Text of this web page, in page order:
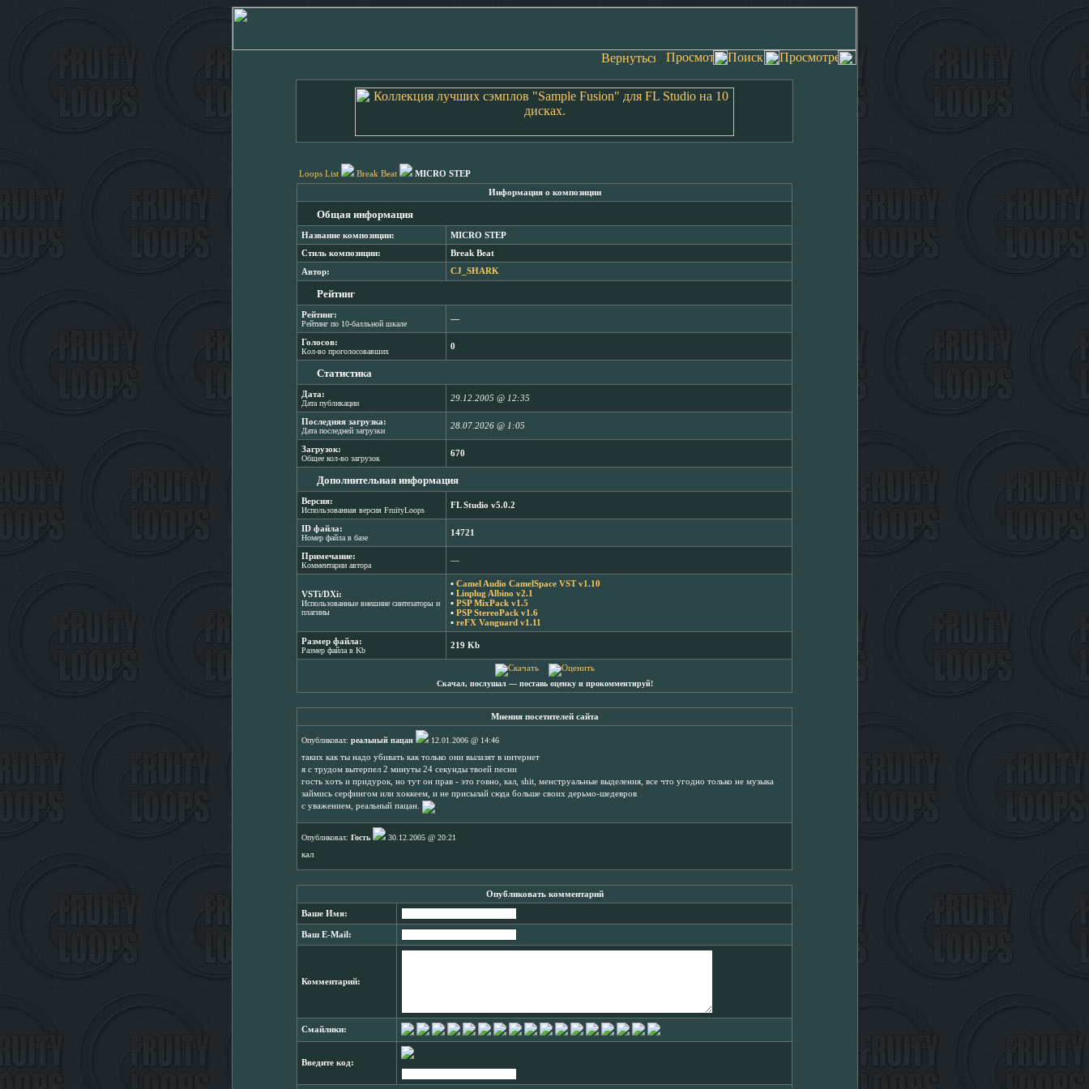
Loops List Break Beat MICRO STEP
Информация о композиции
Общая информация
Название композиции: MICRO STEP
Стиль композиции: Break Beat
Автор: CJ_SHARK
Рейтинг
Рейтинг:
Рейтинг по 10-балльной шкале
―
Голосов:
Кол-во проголосовавших
0
Статистика
Дата:
Дата публикации
29.12.2005 @ 12:35
Последняя загрузка:
Дата последней загрузки
28.07.2026 @ 1:05
Загрузок:
Общее кол-во загрузок
670
Дополнительная информация
Версия:
Использованная версия FruityLoops
FL Studio v5.0.2
ID файла:
Номер файла в базе
14721
Примечание:
Комментарии автора
―
VSTi/DXi:
Использованные внешние синтезаторы и
плагины
▪ Camel Audio CamelSpace VST v1.10
▪ Linplug Albino v2.1
▪ PSP MixPack v1.5
▪ PSP StereoPack v1.6
▪ reFX Vanguard v1.11
Размер файла:
Размер файла в Kb
219 Kb
Скачал, послушал ― поставь оценку и прокомментируй!
Мнения посетителей сайта
Опубликовал: реальный пацан
12.01.2006 @ 14:46
таких как ты надо убивать как только они вылазят в интернет
я с трудом вытерпел 2 минуты 24 секунды твоей песни
гость хоть и придурок, но тут он прав - это говно, кал, shit, менструальные выделения, все что угодно только не музыка
займись серфингом или хоккеем, и не присылай сюда больше своих дерьмо-шедевров
с уважением, реальный пацан.
Опубликовал: Гость
30.12.2005 @ 20:21
кал
Опубликовать комментарий
Ваше Имя:
Ваш E-Mail:
Комментарий:
Смайлики:
Введите код: